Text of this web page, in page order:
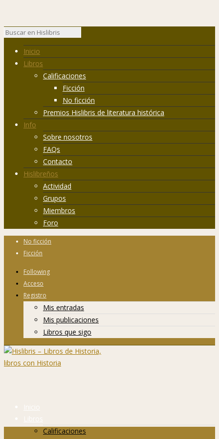
Inicio
Libros
Calificaciones
Ficción
No ficción
Premios Hislibris de literatura histórica
Info
Sobre nosotros
FAQs
Contacto
Hislibreños
Actividad
Grupos
Miembros
Foro
No ficción
Ficción
Following
Acceso
Registro
Mis entradas
Mis publicaciones
Libros que sigo
Inicio
Libros
Calificaciones